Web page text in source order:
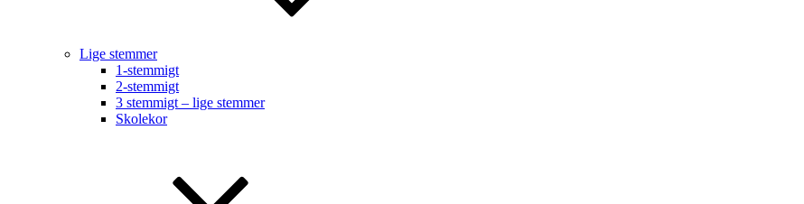
Lige stemmer
1-stemmigt
2-stemmigt
3 stemmigt – lige stemmer
Skolekor